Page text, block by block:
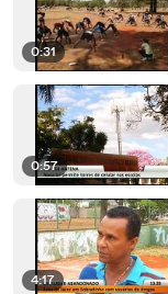
0:31
0:57
4:17